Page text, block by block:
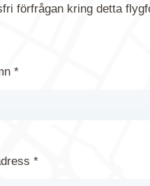
förfrågan kring detta
*
*